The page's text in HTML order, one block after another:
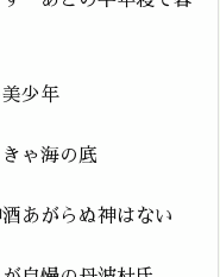
少年
ゃ海の底
あがらぬ神はない